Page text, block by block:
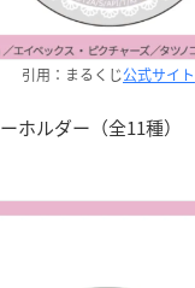
引用：まるくじ公式サイト
ホルダー（全11種）